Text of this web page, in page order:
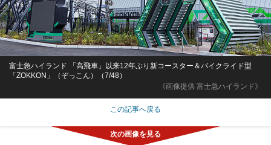
《画像提供 富士急ハイランド》
富士急ハイランド 「高飛車」以来12年ぶり新コースター＆バイクライド型
「ZOKKON」（ぞっこん）（7/48）
この記事へ戻る